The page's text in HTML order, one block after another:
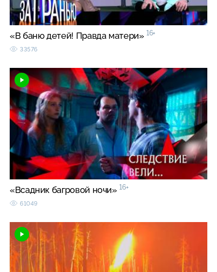
«В баню детей! Правда матери» 16+
33576
«Всадник багровой ночи» 16+
61049